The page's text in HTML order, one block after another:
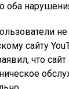
оба
сайту
что